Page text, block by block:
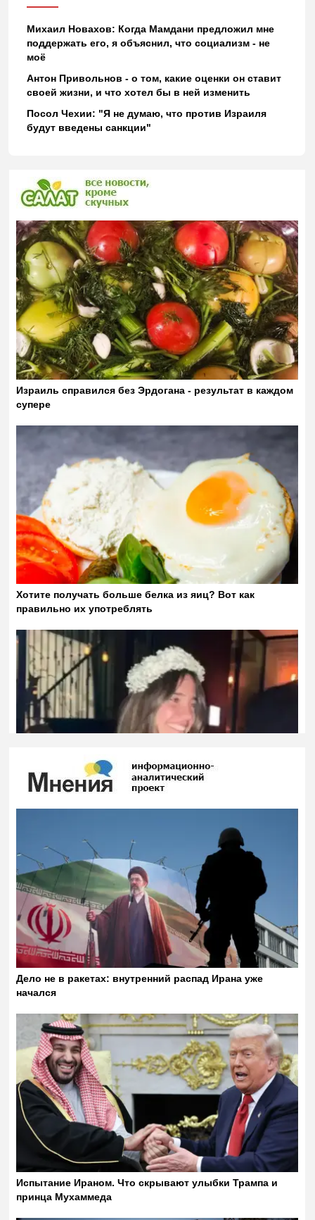
Михаил Новахов: Когда Мамдани предложил мне
поддержать его, я объяснил, что социализм - не
моё
Антон Привольнов - о том, какие оценки он ставит
своей жизни, и что хотел бы в ней изменить
Посол Чехии: "Я не думаю, что против Израиля
будут введены санкции"